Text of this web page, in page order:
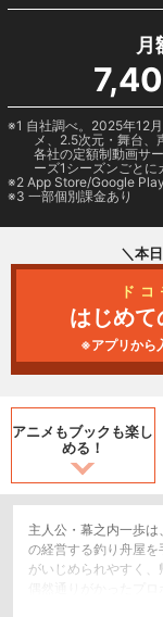
月
1 自社調べ。2025年12
メ、2.5次元・舞台、
各社の定額制動画サ
ーズ1シーズンごとに
2 App Store/Google Play
3 一部個別課金あり
＼本
ド
はじめ
※アプリから
アニメもブックも楽し
める！
主人公・幕之内一歩
の経営する釣り舟屋
がいじめられやすく
偶然通りがかったプ
にとりつかれてしま